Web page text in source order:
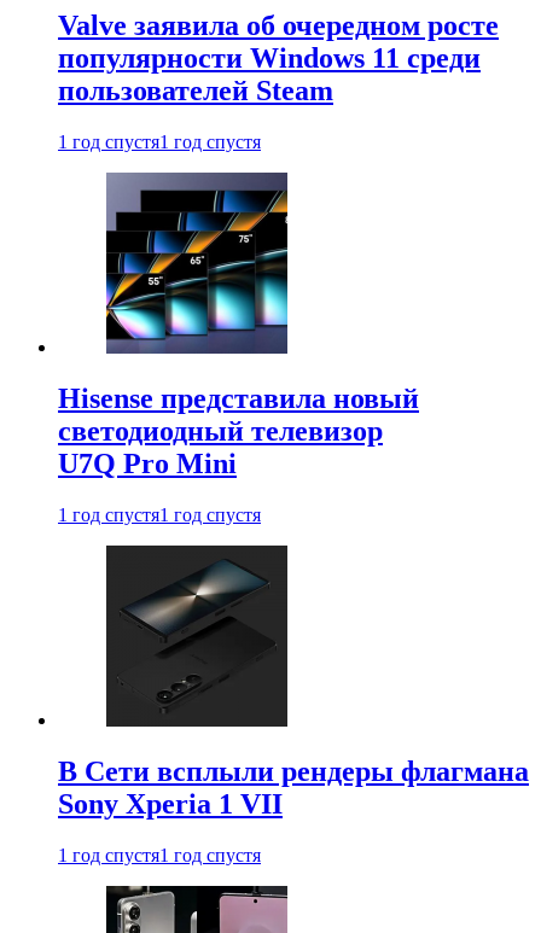
Valve заявила об очередном росте
популярности Windows 11 среди
пользователей Steam
1 год спустя1 год спустя
Hisense представила новый
светодиодный телевизор
U7Q Pro Mini
1 год спустя1 год спустя
В Сети всплыли рендеры флагмана
Sony Xperia 1 VII
1 год спустя1 год спустя